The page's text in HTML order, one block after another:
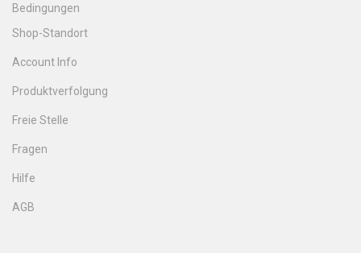
Bedingungen
Shop-Standort
Account Info
Produktverfolgung
Freie Stelle
Fragen
Hilfe
AGB